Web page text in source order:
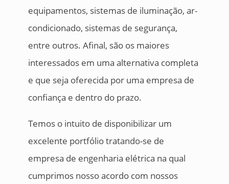
equipamentos, sistemas de iluminação, ar-
condicionado, sistemas de segurança,
entre outros. Afinal, são os maiores
interessados em uma alternativa completa
e que seja oferecida por uma empresa de
confiança e dentro do prazo.
Temos o intuito de disponibilizar um
excelente portfólio tratando-se de
empresa de engenharia elétrica na qual
cumprimos nosso acordo com nossos